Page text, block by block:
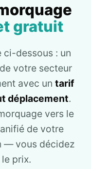
gratuit
ci-dessous : un
votre secteur
avec un tarif
déplacement.
vers le
de votre
— vous décidez
prix.